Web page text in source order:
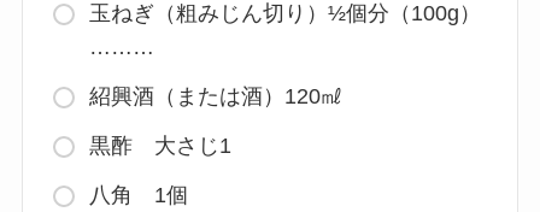
玉ねぎ（粗みじん切り）½個分（100g）
………
紹興酒（または酒）120㎖
黒酢 大さじ1
八角 1個